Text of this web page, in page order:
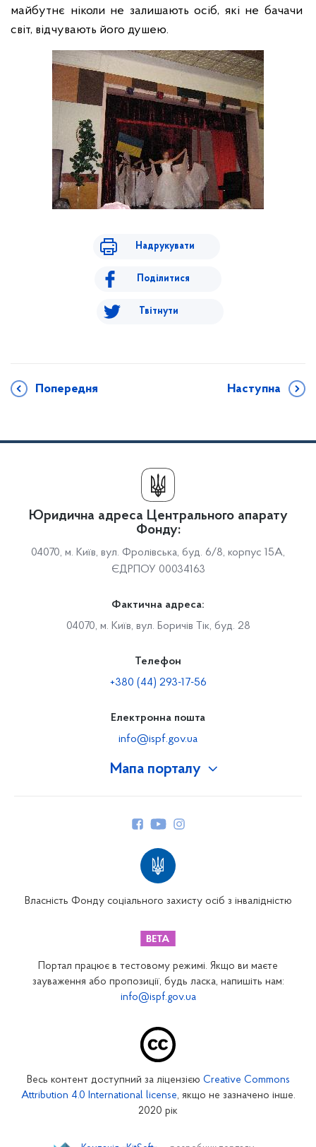
майбутнє ніколи не залишають осіб, які не бачачи
світ, відчувають його душею.
Надрукувати
Поділитися
Твітнути
Попередня Наступна
Мапа порталу
Закарпатське відділення
Запорізьке відділення
Кіровоградське відділення
Юридична адреса Центрального апарату
Фонду:
04070, м. Київ, вул. Фролівська, буд. 6/8, корпус 15А,
ЄДРПОУ 00034163
Фактична адреса:
04070, м. Київ, вул. Боричів Тік, буд. 28
Телефон
+380 (44) 293-17-56
Електронна пошта
info@ispf.gov.ua
Власність Фонду соціального захисту осіб з інвалідністю
Портал працює в тестовому режимі. Якщо ви маєте
зауваження або пропозиції, будь ласка, напишіть нам:
info@ispf.gov.ua
Весь контент доступний за ліцензією Creative Commons
Attribution 4.0 International license, якщо не зазначено інше.
2020 рік